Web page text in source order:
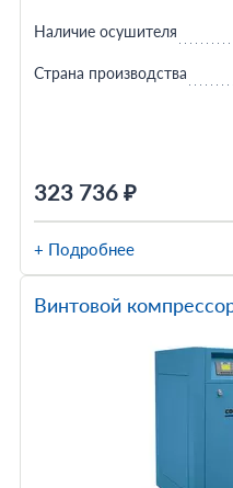
323 736 ₽
Наличие осушителя
Страна производства
+ Подробнее
Винтовой